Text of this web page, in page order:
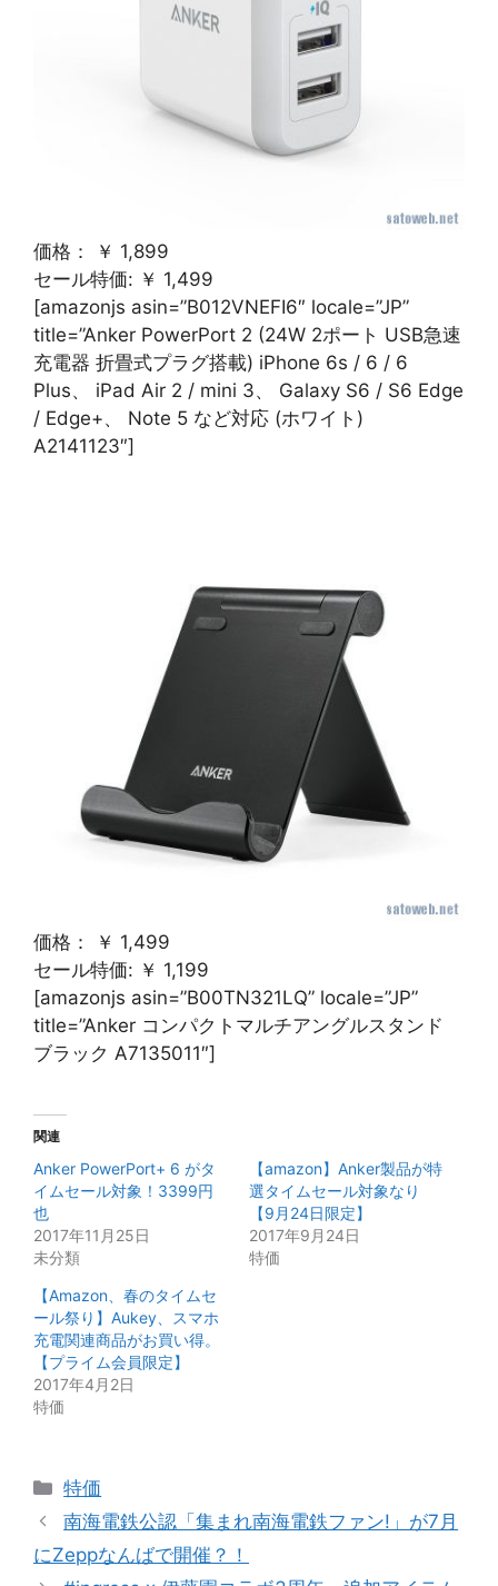
価格： ￥ 1,899
セール特価: ￥ 1,499
[amazonjs asin=”B012VNEFI6″ locale=”JP”
title=”Anker PowerPort 2 (24W 2ポート USB急速
充電器 折畳式プラグ搭載) iPhone 6s / 6 / 6
Plus、 iPad Air 2 / mini 3、 Galaxy S6 / S6 Edge
/ Edge+、 Note 5 など対応 (ホワイト)
A2141123″]
価格： ￥ 1,499
セール特価: ￥ 1,199
[amazonjs asin=”B00TN321LQ” locale=”JP”
title=”Anker コンパクトマルチアングルスタンド
ブラック A7135011″]
関連
Anker PowerPort+ 6 がタ
イムセール対象！3399円
也
2017年11月25日
未分類
【amazon】Anker製品が特
選タイムセール対象なり
【9月24日限定】
2017年9月24日
特価
【Amazon、春のタイムセ
ール祭り】Aukey、スマホ
充電関連商品がお買い得。
【プライム会員限定】
2017年4月2日
特価
カ
テ
リ
特価
南海電鉄公認「集まれ南海電鉄ファン!」が7月
にZeppなんばで開催？！